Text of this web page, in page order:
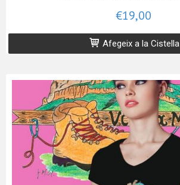
€19,00
Afegeix a la Cistella